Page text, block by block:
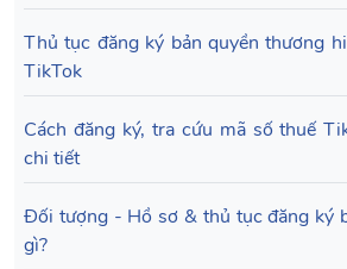
Thủ tục đăng ký bản quyền thương
TikTok
Cách đăng ký, tra cứu mã số thuế
chi tiết
Đối tượng - Hồ sơ & thủ tục đăng ký
gì?